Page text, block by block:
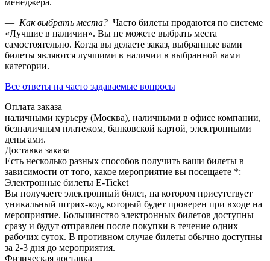
менеджера.
— Как выбрать места? Часто билеты продаются по системе
«Лучшие в наличии». Вы не можете выбрать места
самостоятельно. Когда вы делаете заказ, выбранные вами
билеты являются лучшими в наличии в выбранной вами
категории.
Все ответы на часто задаваемые вопросы
Оплата заказа
наличными курьеру (Москва), наличными в офисе компании,
безналичным платежом, банковской картой, электронными
деньгами.
Доставка заказа
Есть несколько разных способов получить ваши билеты в
зависимости от того, какое мероприятие вы посещаете *:
Электронные билеты E-Ticket
Вы получаете электронный билет, на котором присутствует
уникальный штрих-код, который будет проверен при входе на
мероприятие. Большинство электронных билетов доступны
сразу и будут отправлен после покупки в течение одних
рабочих суток. В противном случае билеты обычно доступны
за 2-3 дня до мероприятия.
Физическая доставка